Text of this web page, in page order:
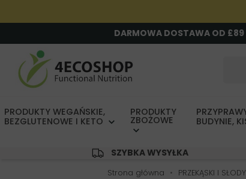
DARMOWA DOSTAWA OD £89
PRODUKTY WEGAŃSKIE,
BEZGLUTENOWE I KETO
PRODUKTY
ZBOŻOWE BUDYNIE,
SZYBKA WYSYŁKA
Strona główna PRZEKĄSKI I